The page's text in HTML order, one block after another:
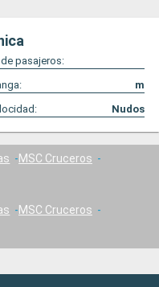
de pasajeros:
m
Nudos
MSC Cruceros
MSC Cruceros